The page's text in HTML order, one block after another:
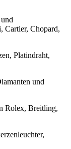
Cartier, Chopard,
Platindraht,
und
Rolex, Breitling,